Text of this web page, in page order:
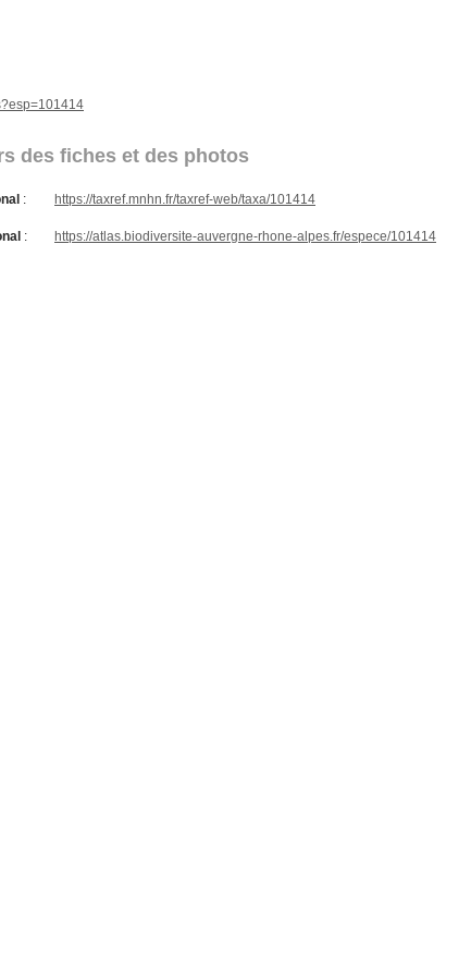
des fiches et des photos
: https://taxref.mnhn.fr/taxref-web/taxa/101414
: https://atlas.biodiversite-auvergne-rhone-alpes.fr/espece/101414